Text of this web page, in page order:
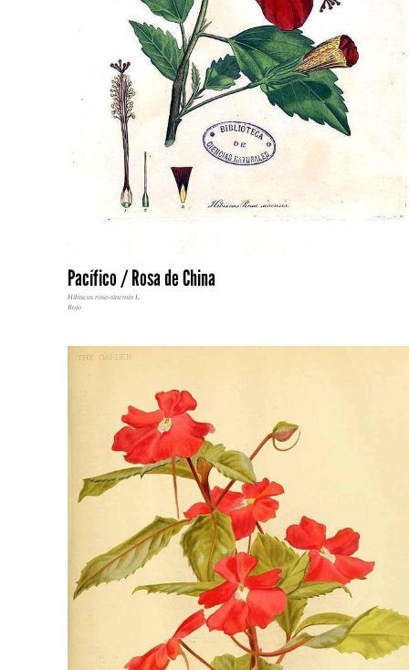
Pacífico / Rosa de China
Hibiscus rosa-sinensis L.
Rojo